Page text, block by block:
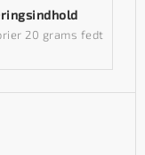
20 grams fedt